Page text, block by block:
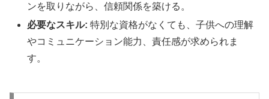
ンを取りながら、信頼関係を築ける。
必要なスキル: 特別な資格がなくても、子供への理解
やコミュニケーション能力、責任感が求められま
す。